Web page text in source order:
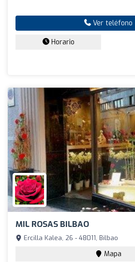
Ver teléfono
Horario
MIL ROSAS BILBAO
Ercilla Kalea, 26 - 48011, Bilbao
Mapa